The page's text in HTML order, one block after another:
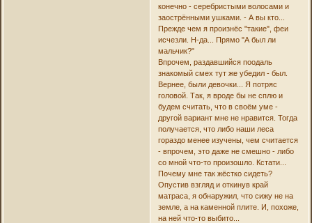
конечно - серебристыми волосами и
заострёнными ушками. - А вы кто...
Прежде чем я произнёс "такие", феи
исчезли. Н-да... Прямо "А был ли
мальчик?"
Впрочем, раздавшийся поодаль
знакомый смех тут же убедил - был.
Вернее, были девочки... Я потряс
головой. Так, я вроде бы не сплю и
будем считать, что в своём уме -
другой вариант мне не нравится. Тогда
получается, что либо наши леса
гораздо менее изучены, чем считается
- впрочем, это даже не смешно - либо
со мной что-то произошло. Кстати...
Почему мне так жёстко сидеть?
Опустив взгляд и откинув край
матраса, я обнаружил, что сижу не на
земле, а на каменной плите. И, похоже,
на ней что-то выбито...